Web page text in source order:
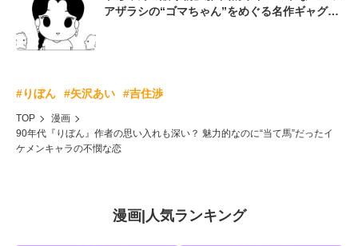
アザラシの“ゴマちゃん”をめぐる名作ギャグ4
#りぼん #矢沢あい #吉住渉
TOP
漫画
90年代『りぼん』作者の思い入れも深い？ 魅力的なのに“当て馬”だったイ
ケメンキャラの不憫な恋
漫画| 人気ランキング